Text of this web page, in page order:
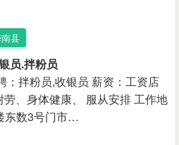
县
员.拌粉员
：拌粉员,收银员 薪资：工资店
、身体健康、 服从安排 工作地
东数3号门市…